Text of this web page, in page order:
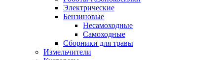
Электрические
Бензиновые
Несамоходные
Самоходные
Сборники для травы
Измельчители